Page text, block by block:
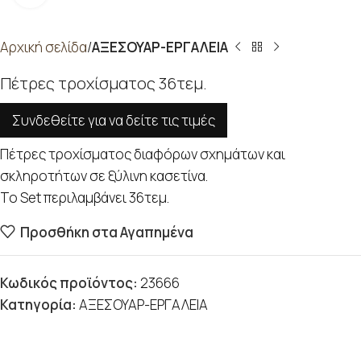
Αρχική σελίδα ΑΞΕΣΟΥΑΡ-ΕΡΓΑΛΕΙΑ
Πέτρες τροχίσματος 36τεμ.
Συνδεθείτε για να δείτε τις τιμές
Πέτρες τροχίσματος διαφόρων σχημάτων και
σκληροτήτων σε ξύλινη κασετίνα.
Το Set περιλαμβάνει 36τεμ.
Προσθήκη στα Αγαπημένα
Κωδικός προϊόντος: 23666
Κατηγορία: ΑΞΕΣΟΥΑΡ-ΕΡΓΑΛΕΙΑ